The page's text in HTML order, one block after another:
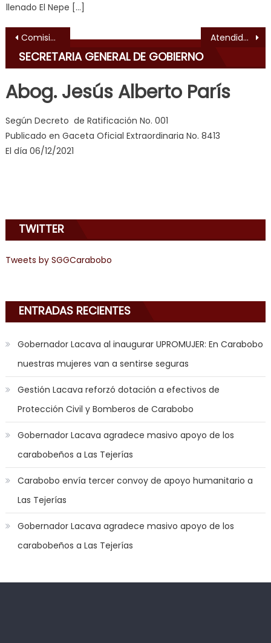
भ
indian
erotic
videos
de
pono
learns
about
joys
sex,
in
the
mood
to
play
a
jerk
off
game
with
you
joi,
nana
nakamura
llenado El Nepe […]
Navegación de entradas
Comisión Electoral Estudiantil de la UC anunció cronograma de elecciones Atendidos más de 63 mil carabobeños en jornadas integrales de Insalud
SECRETARIA GENERAL DE GOBIERNO
Abog. Jesús Alberto París
Según Decreto de Ratificación No. 001
Publicado en Gaceta Oficial Extraordinaria No. 8413
El día 06/12/2021
TWITTER
Tweets by SGGCarabobo
ENTRADAS RECIENTES
Gobernador Lacava al inaugurar UPROMUJER: En Carabobo
nuestras mujeres van a sentirse seguras
Gestión Lacava reforzó dotación a efectivos de
Protección Civil y Bomberos de Carabobo
Gobernador Lacava agradece masivo apoyo de los
carabobeños a Las Tejerías
Carabobo envía tercer convoy de apoyo humanitario a
Las Tejerías
Gobernador Lacava agradece masivo apoyo de los
carabobeños a Las Tejerías